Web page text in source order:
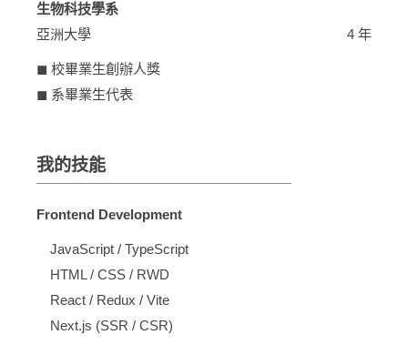
生物科技學系
亞洲大學
4 年
◼︎ 校畢業生創辦人獎
◼︎ 系畢業生代表
我的技能
Frontend Development
JavaScript / TypeScript
HTML / CSS / RWD
React / Redux / Vite
Next.js (SSR / CSR)